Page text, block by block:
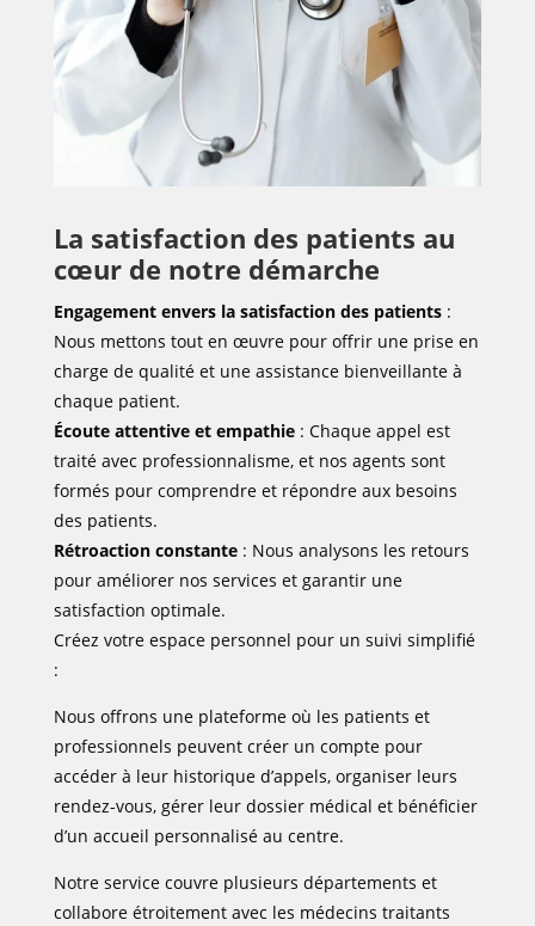
La satisfaction des patients au
cœur de notre démarche
Engagement envers la satisfaction des patients:
Nous mettons tout en œuvre pour offrir une prise en
charge de qualité et une assistance bienveillante à
chaque patient.
Écoute attentive et empathie: Chaque appel est
traité avec professionnalisme, et nos agents sont
formés pour comprendre et répondre aux besoins
des patients.
Rétroaction constante: Nous analysons les retours
pour améliorer nos services et garantir une
satisfaction optimale.
Créez votre espace personnel pour un suivi simplifié
:
Nous offrons une plateforme où les patients et
professionnels peuvent créer un compte pour
accéder à leur historique d’appels, organiser leurs
rendez-vous, gérer leur dossier médical et bénéficier
d’un accueil personnalisé au centre.
Notre service couvre plusieurs départements et
collabore étroitement avec les médecins traitants